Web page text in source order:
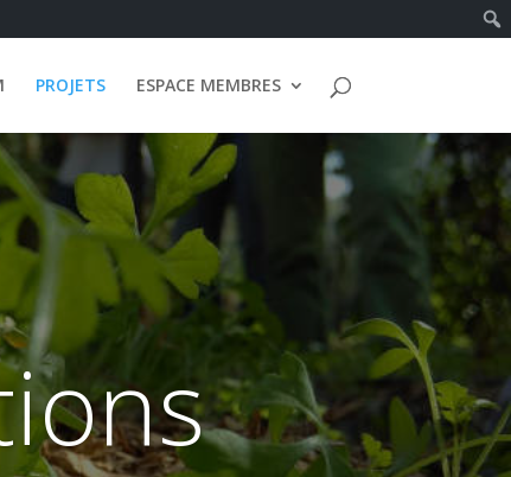
PROJETS ESPACE MEMBRES